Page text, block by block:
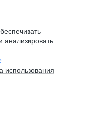
анализировать
использования